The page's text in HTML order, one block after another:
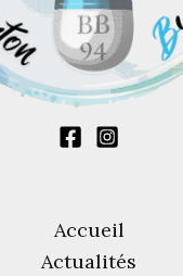
Accueil
Actualités